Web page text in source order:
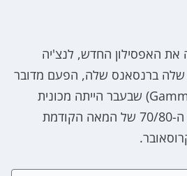
האפסילון החדש, לנצ'יה
ברנסאנס שלה, הפעם מדובר
בהחזרת השם גאמה (Gamma) שבעבר הייתה מכונית
סדאן של המותג בשנות ה-70/80 של המאה הקודמת